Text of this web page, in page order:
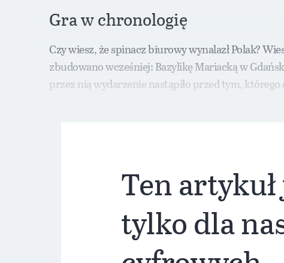
Gra w chronologię
Czy wiesz, że spinacz biurowy wynalazł Polak?
zbudowano wcześniej: Bazylikę Mariacką w
przez nią wydarzenie nastąpiło przed tym,
Ten
tylko dla